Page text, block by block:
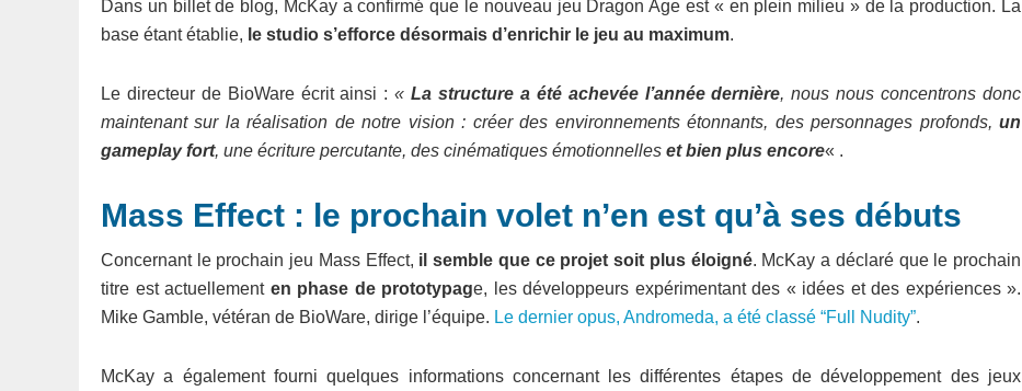
Dans un billet de blog, McKay a confirmé que le nouveau jeu Dragon Age est « en plein milieu » de la production. La
base étant établie, le studio s’efforce désormais d’enrichir le jeu au maximum.
Le directeur de BioWare écrit ainsi :«La structure a été achevée l’année dernière, nous nous concentrons donc
maintenant sur la réalisation de notre vision : créer des environnements étonnants, des personnages profonds, un
gameplay fort, une écriture percutante, des cinématiques émotionnelles et bien plus encore« .
Mass Effect : le prochain volet n’en est qu’à ses débuts
Concernant le prochain jeu Mass Effect, il semble que ce projet soit plus éloigné. McKay a déclaré que le prochain
titre est actuellement en phase de prototypage, les développeurs expérimentant des « idées et des expériences ».
Mike Gamble, vétéran de BioWare, dirige l’équipe. Le dernier opus, Andromeda, a été classé “Full Nudity”.
McKay a également fourni quelques informations concernant les différentes étapes de développement des jeux